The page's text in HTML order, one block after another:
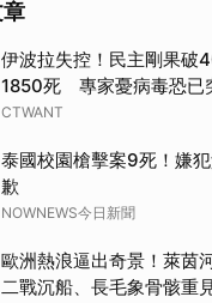
伊波拉失控！民主剛果破
1850死 專家憂病毒恐已
CTWANT
泰國校園槍擊案9死！嫌
歉
NOWNEWS今日新聞
歐洲熱浪逼出奇景！萊茵
二戰沉船、長毛象骨骸重